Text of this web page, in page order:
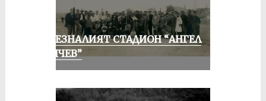
ИЗЧЕЗНАЛИЯТ СТАДИОН “АНГЕЛ
КЪНЧЕВ”